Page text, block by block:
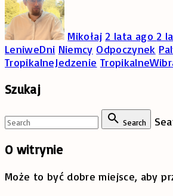
Mikołaj 2 lata ago 2
LeniweDni Niemcy Odpoczynek
TropikalneJedzenie
Szukaj
Search
O witrynie
Może to być dobre miejsce, aby